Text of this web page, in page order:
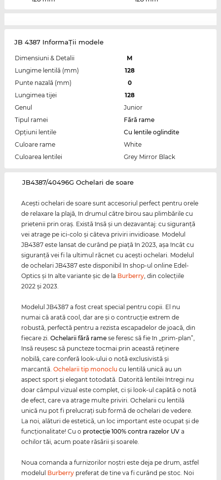
JB 4387 InformaŢii modele
Dimensiuni & Detalii
M
Lungime lentilă (mm)
128
Punte nazală (mm)
0
Lungimea tijei
128
Genul
Junior
Tipul ramei
Fără rame
Opțiuni lentile
Cu lentile oglindite
Culoare rame
White
Culoarea lentilei
Grey Mirror Black
‌JB4387/40496G Ochelari de soare
Aceşti ochelari de soare sunt accesoriul perfect pentru orele
de relaxare la plajă, în drumul către birou sau plimbările cu
prietenii prin oraş. Există însă şi un dezavantaj: cu siguranţă
vei atrage pe ici-colo şi câteva priviri invidioase. Modelul
JB4387 este lansat de curând pe piaţă în 2023, aşa încât cu
siguranţă vei fi la ultimul răcnet cu aceşti ochelari. Modelul
de ochelari JB4387 este disponibil în shop-ul online Edel-
Optics şi în alte variante şic de la Burberry, din colecţiile
2022 şi 2023.
Modelul JB4387 a fost creat special pentru copii. El nu
numai că arată cool, dar are şi o contrucţie extrem de
robustă, perfectă pentru a rezista escapadelor de joacă, din
fiecare zi.Ochelarii fără rame se feresc să fie în „prim-plan”,
însă reuşesc să puncteze tocmai prin această reţinere
nobilă, care conferă look-ului o notă exclusivistă şi
marcantă.Ochelarii tip monoclu cu lentilă unică au un
aspect sport şi elegant totodată. Datorită lentilei întregi nu
doar câmpul vizual este complet, ci şi look-ul capătă o notă
de efect, care va atrage multe priviri. Ochelarii cu lentilă
unică nu pot fi prelucraţi sub formă de ochelari de vedere.
La noi, alături de estetică, un loc important este ocupat şi de
funcţionalitate! Cu o protecţie 100% contra razelor UV a
ochilor tăi, acum poate răsării şi soarele.
Noua comanda a furnizorilor noştri este deja pe drum, astfel
modelul Burberry preferat de tine va fi curând pe stoc. Noi